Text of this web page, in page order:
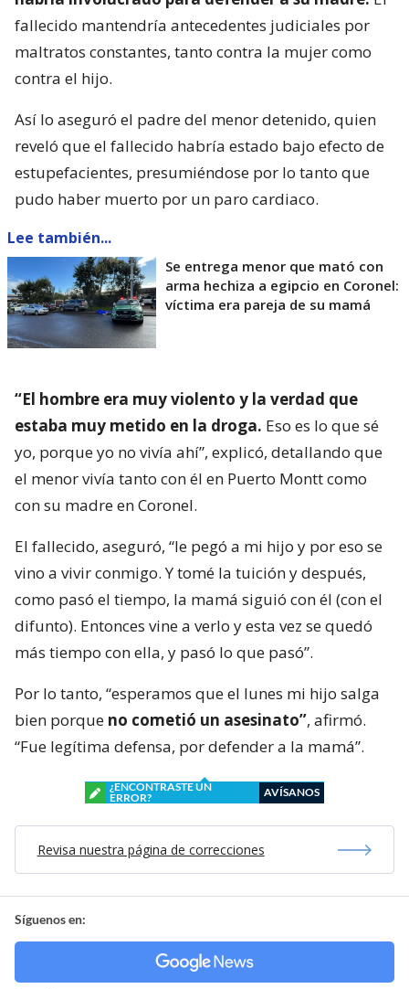
fallecido mantendría antecedentes judiciales por
maltratos constantes, tanto contra la mujer como
contra el hijo.
Así lo aseguró el padre del menor detenido, quien
reveló que el fallecido habría estado bajo efecto de
estupefacientes, presumiéndose por lo tanto que
pudo haber muerto por un paro cardiaco.
Lee también...
Se entrega menor que mató con
arma hechiza a egipcio en Coronel:
víctima era pareja de su mamá
“El hombre era muy violento y la verdad que
estaba muy metido en la droga. Eso es lo que sé
yo, porque yo no vivía ahí”, explicó, detallando que
el menor vivía tanto con él en Puerto Montt como
con su madre en Coronel.
El fallecido, aseguró, “le pegó a mi hijo y por eso se
vino a vivir conmigo. Y tomé la tuición y después,
como pasó el tiempo, la mamá siguió con él (con el
difunto). Entonces vine a verlo y esta vez se quedó
más tiempo con ella, y pasó lo que pasó”.
Por lo tanto, “esperamos que el lunes mi hijo salga
bien porque no cometió un asesinato”, afirmó.
“Fue legítima defensa, por defender a la mamá”.
¿ENCONTRASTE UN
ERROR?
AVÍSANOS
Revisa nuestra página de correcciones
Síguenos en: